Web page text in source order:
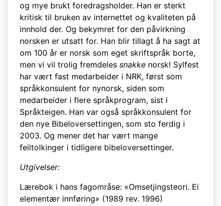
og mye brukt foredragsholder. Han er sterkt
kritisk til bruken av internettet og kvaliteten på
innhold der. Og bekymret for den påvirkning
norsken er utsatt for. Han blir tillagt å ha sagt at
om 100 år er norsk som eget skriftspråk borte,
men vi vil trolig fremdeles snakke norsk! Sylfest
har vært fast medarbeider i NRK, først som
språkkonsulent for nynorsk, siden som
medarbeider i flere språkprogram, sist i
Språkteigen. Han var også språkkonsulent for
den nye Bibeloversettingen, som sto ferdig i
2003. Og mener det har vært mange
feiltolkinger i tidligere bibeloversettinger.
Utgivelser:
Lærebok i hans fagområse: «Omsetjingsteori. Ei
elementær innføring» (1989 rev. 1996)